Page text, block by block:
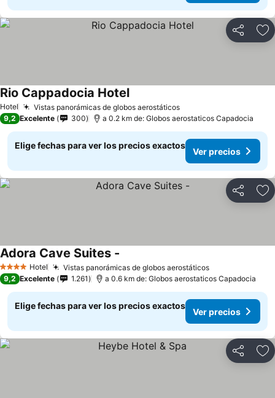
Compartir
Hotel Vistas panorámicas de globos aerostáticos
Rio Cappadocia Hotel
9,2 Excelente 300 a 0.2 km de: Globos aerostaticos Capadocia
Elige fechas para ver los precios exactos
Ver precios
Compartir
4 EstrellasHotel Vistas panorámicas de globos aerostáticos
Adora Cave Suites -
9,2 Excelente 1.261 a 0.6 km de: Globos aerostaticos Capadocia
Elige fechas para ver los precios exactos
Ver precios
Compartir